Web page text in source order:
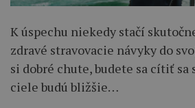
K úspechu niekedy stačí
zdravé stravovacie návyky do
si dobré chute, budete sa cítiť sa
ciele budú bližšie…